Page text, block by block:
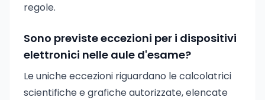
regole.
Sono previste eccezioni per i dispositivi
elettronici nelle aule d'esame?
Le uniche eccezioni riguardano le calcolatrici
scientifiche e grafiche autorizzate, elencate